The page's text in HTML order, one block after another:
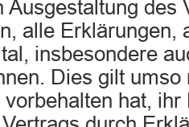
Ausgestaltung des
alle Erklärungen,
insbesondere
Dies gilt
vorbehalten hat,